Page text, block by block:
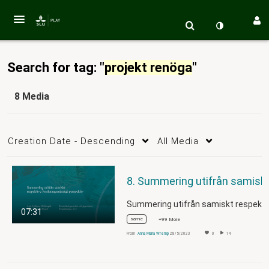
Search for tag: "projekt renöga"
8 Media
Creation Date - Descending All Media
07:31
same +99 More
From Anna Maria Wremp 28/5/2023 0 14